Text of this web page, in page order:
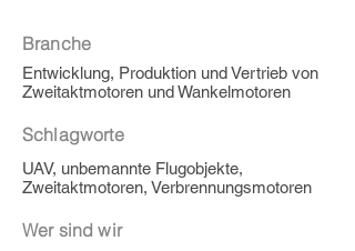
Branche
Entwicklung, Produktion und Vertrieb von
Zweitaktmotoren und Wankelmotoren
Schlagworte
UAV, unbemannte Flugobjekte,
Zweitaktmotoren, Verbrennungsmotoren
Wer sind wir